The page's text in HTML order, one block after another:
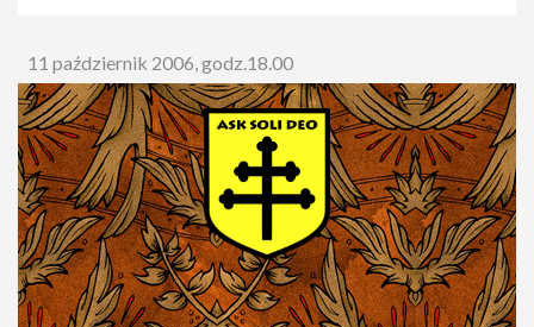
11 październik 2006, godz.18.00